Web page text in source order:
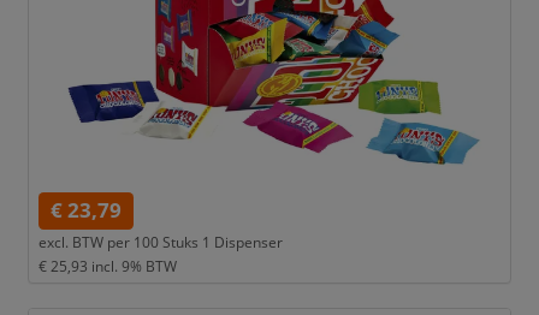
€ 23,79
excl. BTW per 100 Stuks 1 Dispenser
€ 25,93 incl. 9% BTW